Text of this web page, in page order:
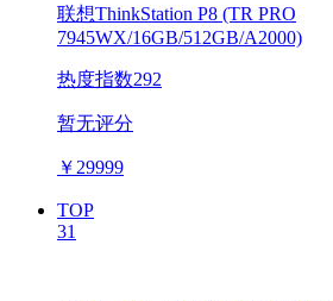
联想ThinkStation P8 (TR PRO
7945WX/16GB/512GB/A2000)
热度指数292
暂无评分
￥ 29999
TOP
31